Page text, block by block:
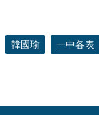
韓國瑜
一中各表